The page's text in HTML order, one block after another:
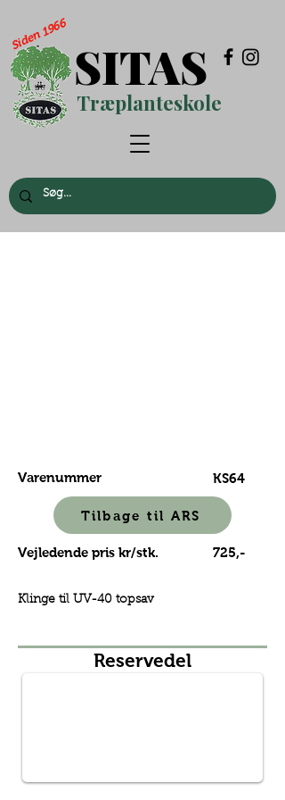
SITAS
Træplanteskole
Siden 1966
Varenummer KS64
Tilbage til ARS
Vejledende pris kr/stk. 725,-
Klinge til UV-40 topsav
Reservedel